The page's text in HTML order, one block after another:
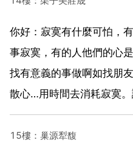
你好：寂寞有什麼可怕，
事寂寞，有的人他們的心
找有意義的事做啊如找朋
散心…用時間去消耗寂寞。
15樓：巢源犁馥